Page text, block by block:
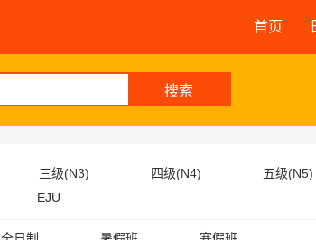
首页
搜索
三级(N3) 四级(N4) 五级(N5)
EJU